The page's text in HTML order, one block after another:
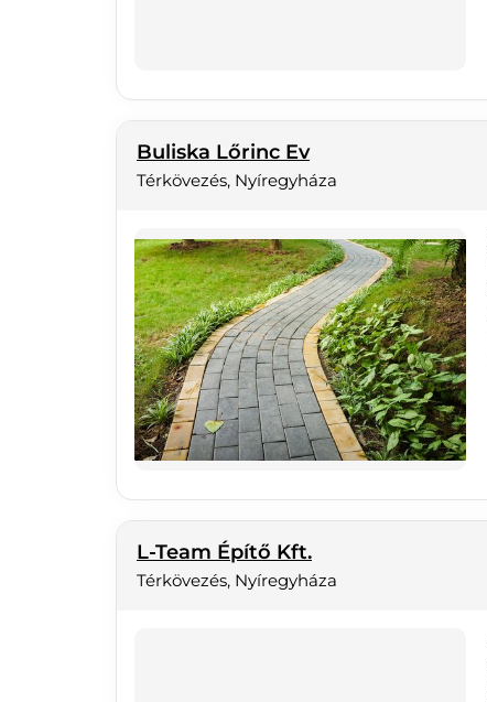
Buliska Lőrinc Ev
Térkövezés, Nyíregyháza
L-Team Építő Kft.
Térkövezés, Nyíregyháza